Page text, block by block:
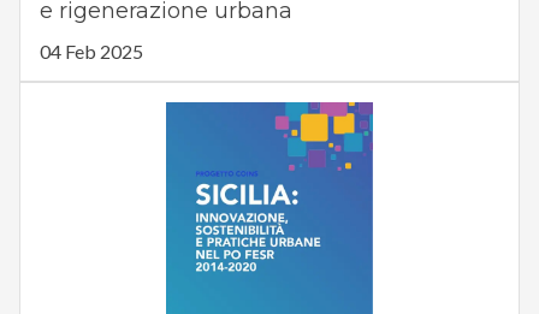
e rigenerazione urbana
04 Feb 2025